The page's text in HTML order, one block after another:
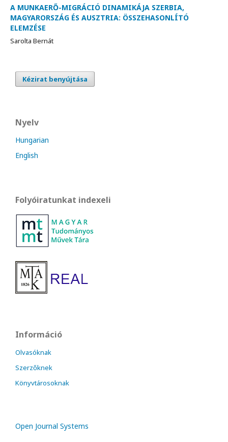
A MUNKAERŐ-MIGRÁCIÓ DINAMIKÁJA SZERBIA,
MAGYARORSZÁG ÉS AUSZTRIA: ÖSSZEHASONLÍTÓ
ELEMZÉSE
Sarolta Bernát
Kézirat benyújtása
Nyelv
Hungarian
English
Folyóiratunkat indexeli
Információ
Olvasóknak
Szerzőknek
Könyvtárosoknak
Open Journal Systems